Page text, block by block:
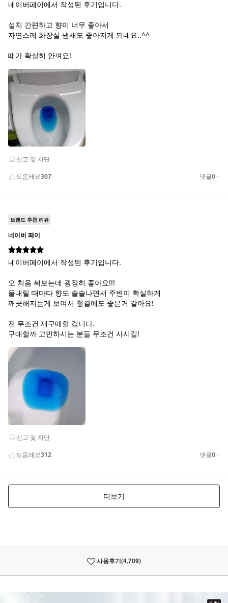
사용후기(4,709)